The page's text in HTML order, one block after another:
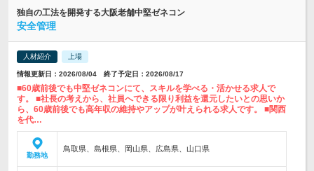
独自の工法を開発する大阪老舗中堅ゼネコン
安全管理
人材紹介 上場
情報更新日：2026/08/04 終了予定日：2026/08/17
■60歳前後でも中堅ゼネコンにて、スキルを学べる・活かせる求人で
す。 ■社長の考えから、社員へできる限り利益を還元したいとの思いか
ら、60歳前後でも高年収の維持やアップが叶えられる求人です。 ■関西
を代…
勤務地
鳥取県、島根県、岡山県、広島県、山口県